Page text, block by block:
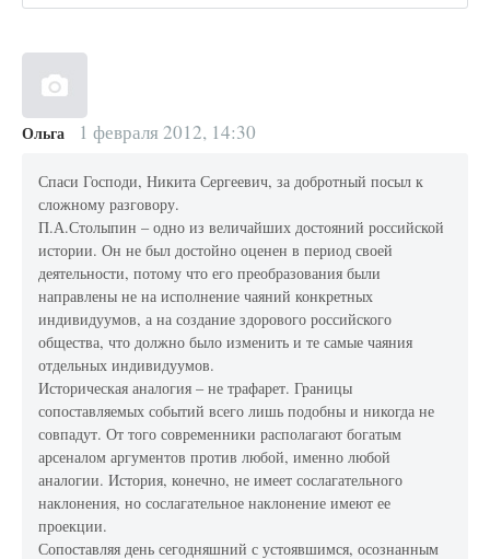
Ольга 1 февраля 2012, 14:30
Спаси Господи, Никита Сергеевич, за добротный посыл к
сложному разговору.
П.А.Столыпин – одно из величайших достояний российской
истории. Он не был достойно оценен в период своей
деятельности, потому что его преобразования были
направлены не на исполнение чаяний конкретных
индивидуумов, а на создание здорового российского
общества, что должно было изменить и те самые чаяния
отдельных индивидуумов.
Историческая аналогия – не трафарет. Границы
сопоставляемых событий всего лишь подобны и никогда не
совпадут. От того современники располагают богатым
арсеналом аргументов против любой, именно любой
аналогии. История, конечно, не имеет сослагательного
наклонения, но сослагательное наклонение имеют ее
проекции.
Сопоставляя день сегодняшний с устоявшимся, осознанным